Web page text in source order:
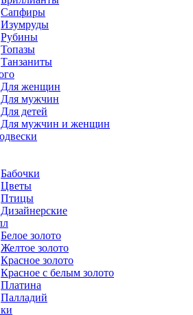
Сапфиры
Изумруды
Рубины
Топазы
Танзаниты
Для женщин
Для мужчин
Для детей
Для мужчин и женщин
Бабочки
Цветы
Птицы
Дизайнерские
Белое золото
Желтое золото
Красное золото
Красное с белым золото
Платина
Палладий